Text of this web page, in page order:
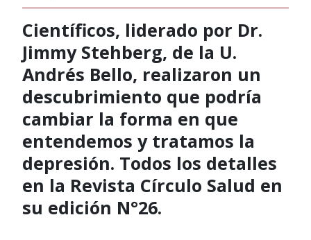
Científicos, liderado por Dr.
Jimmy Stehberg, de la U.
Andrés Bello, realizaron un
descubrimiento que podría
cambiar la forma en que
entendemos y tratamos la
depresión. Todos los detalles
en la Revista Círculo Salud en
su edición N°26.